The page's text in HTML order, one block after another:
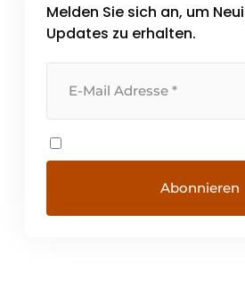
Melden Sie sich an, um
Updates zu erhalten.